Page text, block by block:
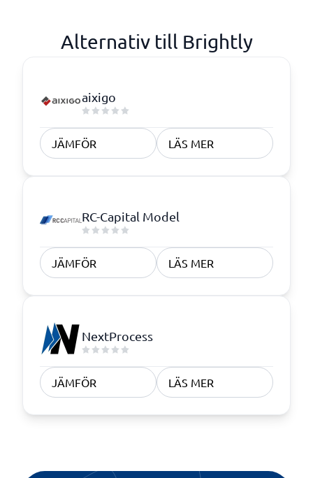
Alternativ till Brightly
aixigo
JÄMFÖR LÄS MER
RC-Capital Model
JÄMFÖR LÄS MER
NextProcess
JÄMFÖR LÄS MER